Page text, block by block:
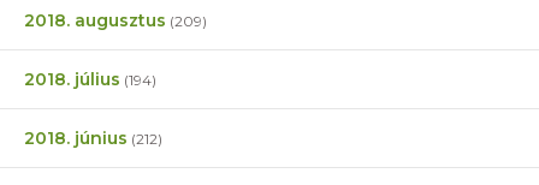
2018. augusztus (209)
2018. július (194)
2018. június (212)